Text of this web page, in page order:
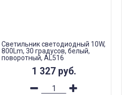
Светильник светодиодный 10W,
800Lm, 30 градусов, белый,
поворотный, AL516
1 327 руб.